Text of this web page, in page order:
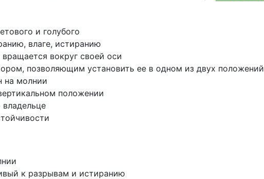
и голубого
влаге, истиранию
вокруг своей оси
позволяющим установить ее в одном из двух положений
на молнии
положении
к разрывам и истиранию